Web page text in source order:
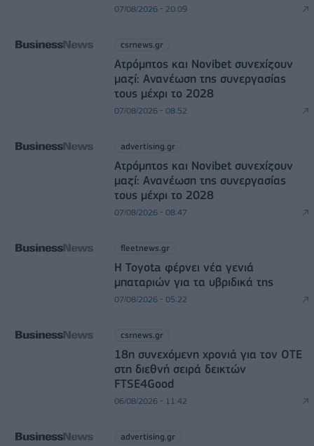
07/08/2026 - 20:09
csrnews.gr
Ατρόμητος και Novibet συνεχίζουν
μαζί: Ανανέωση της συνεργασίας
τους μέχρι το 2028
07/08/2026 - 08:52
advertising.gr
Ατρόμητος και Novibet συνεχίζουν
μαζί: Ανανέωση της συνεργασίας
τους μέχρι το 2028
07/08/2026 - 08:47
fleetnews.gr
Η Toyota φέρνει νέα γενιά
μπαταριών για τα υβριδικά της
07/08/2026 - 05:22
csrnews.gr
18η συνεχόμενη χρονιά για τον ΟΤΕ
στη διεθνή σειρά δεικτών
FTSE4Good
06/08/2026 - 11:42
advertising.gr